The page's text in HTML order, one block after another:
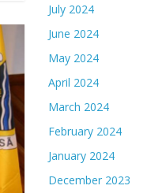
July 2024
June 2024
May 2024
April 2024
March 2024
February 2024
January 2024
December 2023